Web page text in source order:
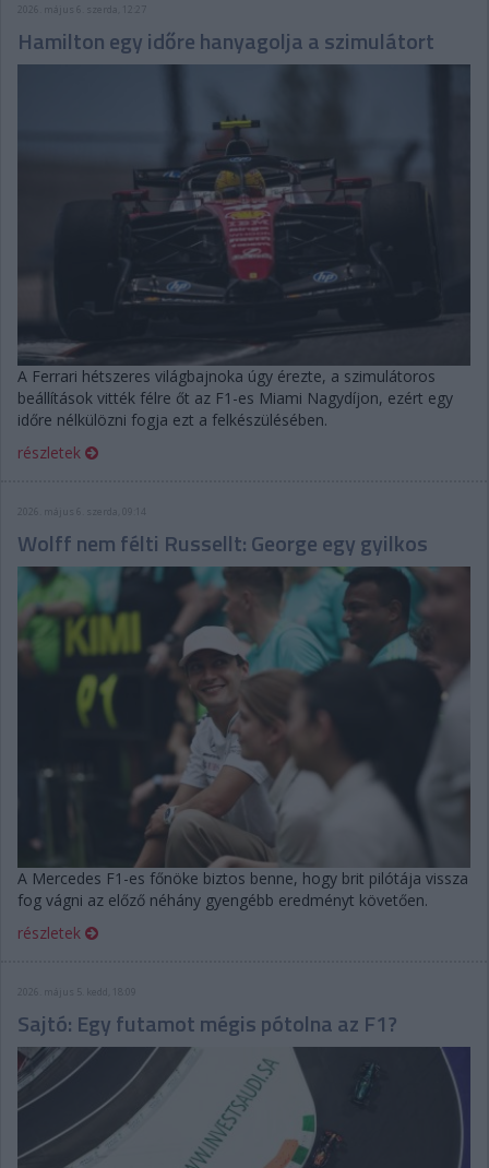
2026. május 6. szerda, 12:27
Hamilton egy időre hanyagolja a szimulátort
A Ferrari hétszeres világbajnoka úgy érezte, a szimulátoros
beállítások vitték félre őt az F1-es Miami Nagydíjon, ezért egy
időre nélkülözni fogja ezt a felkészülésében.
részletek
2026. május 6. szerda, 09:14
Wolff nem félti Russellt: George egy gyilkos
A Mercedes F1-es főnöke biztos benne, hogy brit pilótája vissza
fog vágni az előző néhány gyengébb eredményt követően.
részletek
2026. május 5. kedd, 18:09
Sajtó: Egy futamot mégis pótolna az F1?